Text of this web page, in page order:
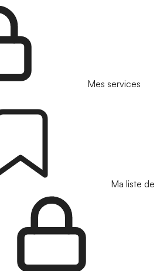
Mes services
Ma liste de